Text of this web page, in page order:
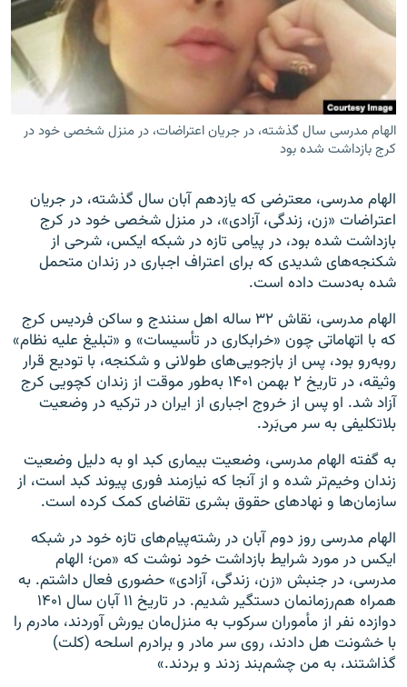
زبان‌های دیگر
الهام مدرسی سال گذشته، در جریان اعتراضات، در منزل شخصی خود در
کرج بازداشت شده بود
الهام مدرسی، معترضی که یازدهم آبان سال گذشته، در جریان
اعتراضات «زن، زندگی، آزادی»، در منزل شخصی خود در کرج
بازداشت شده بود، در پیامی تازه در شبکه ایکس، شرحی از
شکنجه‌های شدیدی که برای اعتراف اجباری در زندان متحمل
شده به‌دست داده است.
الهام مدرسی، نقاش ۳۲ ساله اهل سنندج و ساکن فردیس کرج
که با اتهاماتی چون «خرابکاری در تأسیسات» و «تبلیغ علیه نظام»
روبه‌رو بود، پس از بازجویی‌های طولانی و شکنجه، با تودیع قرار
وثیقه، در تاریخ ۲ بهمن ۱۴۰۱ به‌طور موقت از زندان کچویی کرج
آزاد شد. او پس از خروج اجباری از ایران در ترکیه در وضعیت
بلاتکلیفی به‌ سر می‌بَرد.
به گفته الهام مدرسی، وضعیت بیماری کبد او به دلیل وضعیت
زندان وخیم‌تر شده و از آنجا که نیازمند فوری پیوند کبد است، از
سازمان‌ها و نهادهای حقوق بشری تقاضای کمک کرده است.
الهام مدرسی روز دوم آبان در رشته‌پیام‌های تازه خود در شبکه
ایکس در مورد شرایط بازداشت خود نوشت که «من؛ الهام
مدرسی، در جنبش «زن، زندگی، آزادی» حضوری فعال داشتم. به
همراه هم‌رزمانمان دستگیر شدیم. در تاریخ ۱۱ آبان سال ۱۴۰۱
دوازده نفر از مأموران سرکوب به منزل‌مان یورش آوردند، مادرم را
با خشونت هل دادند، روی سر مادر و برادرم اسلحه (کلت)
گذاشتند، به من چشم‌بند زدند و بردند.»